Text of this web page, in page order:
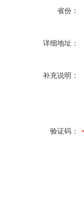
省份：
详细地址：
补充说明：
验证码：